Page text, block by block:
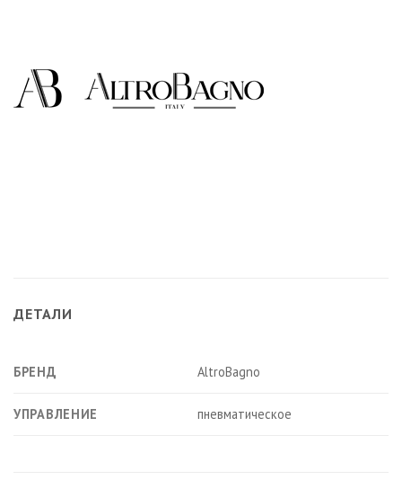
ДЕТАЛИ
БРЕНД AltroBagno
УПРАВЛЕНИЕ пневматическое